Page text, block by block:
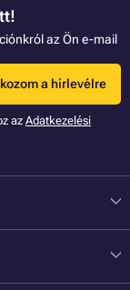
az Ön e-mail
a hírlevélre
az Adatkezelési